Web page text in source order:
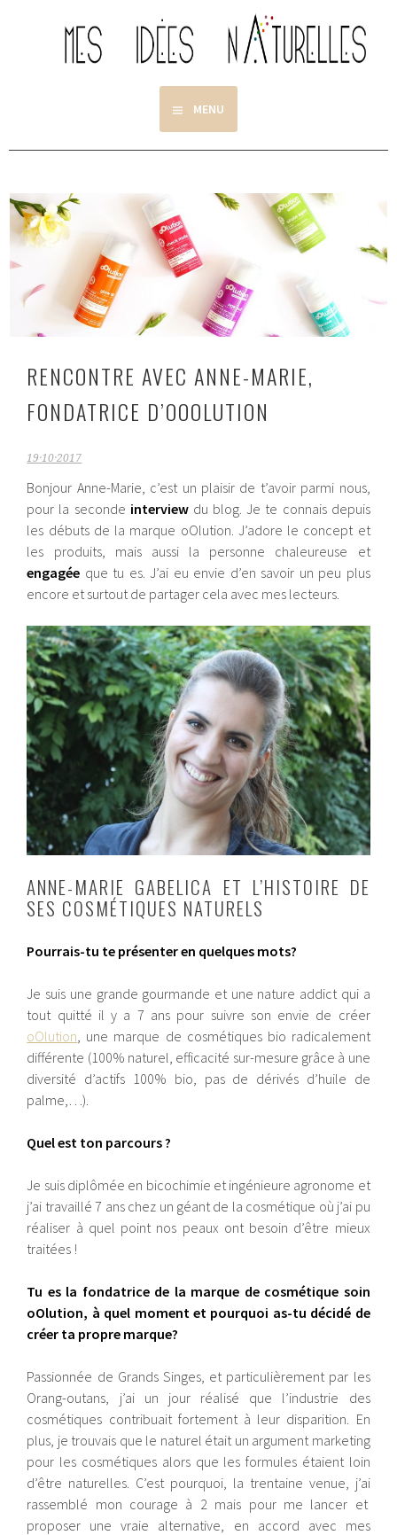
MENU
RENCONTRE AVEC ANNE-MARIE,
FONDATRICE D’OOOLUTION
19·10·2017
Bonjour Anne-Marie, c’est un plaisir de t’avoir parmi nous,
pour la seconde interviewdu blog. Je te connais depuis
les débuts de la marque oOlution. J’adore le concept et
les produits, mais aussi la personne chaleureuse et
engagée que tu es. J’ai eu envie d’en savoir un peu plus
encore et surtout de partager cela avec mes lecteurs.
ANNE-MARIE GABELICA ET L’HISTOIRE DE
SES COSMÉTIQUES NATURELS
Pourrais-tu te présenter en quelques mots?
Je suis une grande gourmande et une nature addict qui a
tout quitté il y a 7 ans pour suivre son envie de créer
oOlution , une marque de cosmétiques bio radicalement
différente (100% naturel, efficacité sur-mesure grâce à une
diversité d’actifs 100% bio, pas de dérivés d’huile de
palme,…).
Quel est ton parcours ?
Je suis diplômée en bicochimie et ingénieure agronome et
j’ai travaillé 7 ans chez un géant de la cosmétique où j’ai pu
réaliser à quel point nos peaux ont besoin d’être mieux
traitées !
Tu es la fondatrice de la marque de cosmétique soin
oOlution, à quel moment et pourquoi as-tu décidé de
créer ta propre marque?
Passionnée de Grands Singes, et particulièrement par les
Orang-outans, j’ai un jour réalisé que l’industrie des
cosmétiques contribuait fortement à leur disparition. En
plus, je trouvais que le naturel était un argument marketing
pour les cosmétiques alors que les formules étaient loin
d’être naturelles. C’est pourquoi, la trentaine venue, j’ai
rassemblé mon courage à 2 mais pour me lancer et
proposer une vraie alternative, en accord avec mes